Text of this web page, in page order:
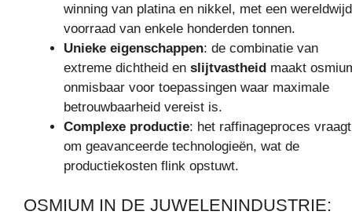
winning van platina en nikkel, met een
voorraad van enkele honderden tonnen.
Unieke eigenschappen: de combinatie van
extreme dichtheid en slijtvastheid maakt
onmisbaar voor toepassingen waar maximale
betrouwbaarheid vereist is.
Complexe productie: het raffinageproces vraagt
om geavanceerde technologieën, wat de
productiekosten flink opstuwt.
OSMIUM IN DE JUWELENINDUSTRIE: